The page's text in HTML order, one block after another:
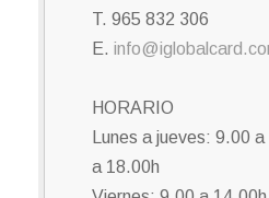
T. 965 832 306
E.
HORARIO
Lunes a jueves: 9.00
a 18.00h